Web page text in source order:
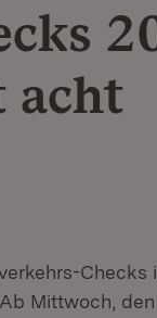
acht
Checks
Mittwoch, den